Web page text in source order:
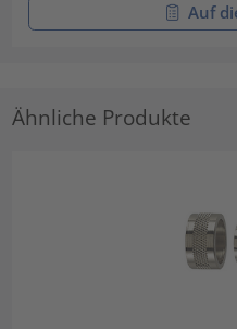
Auf
Ähnliche Produkte